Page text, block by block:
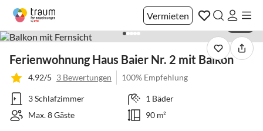
Vermieten
Ferienwohnung Haus Baier Nr. 2 mit Balkon
4.92/5 3 Bewertungen 100% Empfehlung
3 Schlafzimmer
1 Bäder
Max. 8 Gäste
90 m²